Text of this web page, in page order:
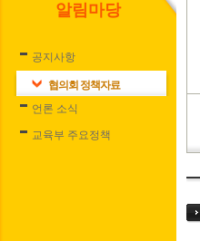
알림마당
공지사항
협의회 정책자료
언론 소식
교육부 주요정책